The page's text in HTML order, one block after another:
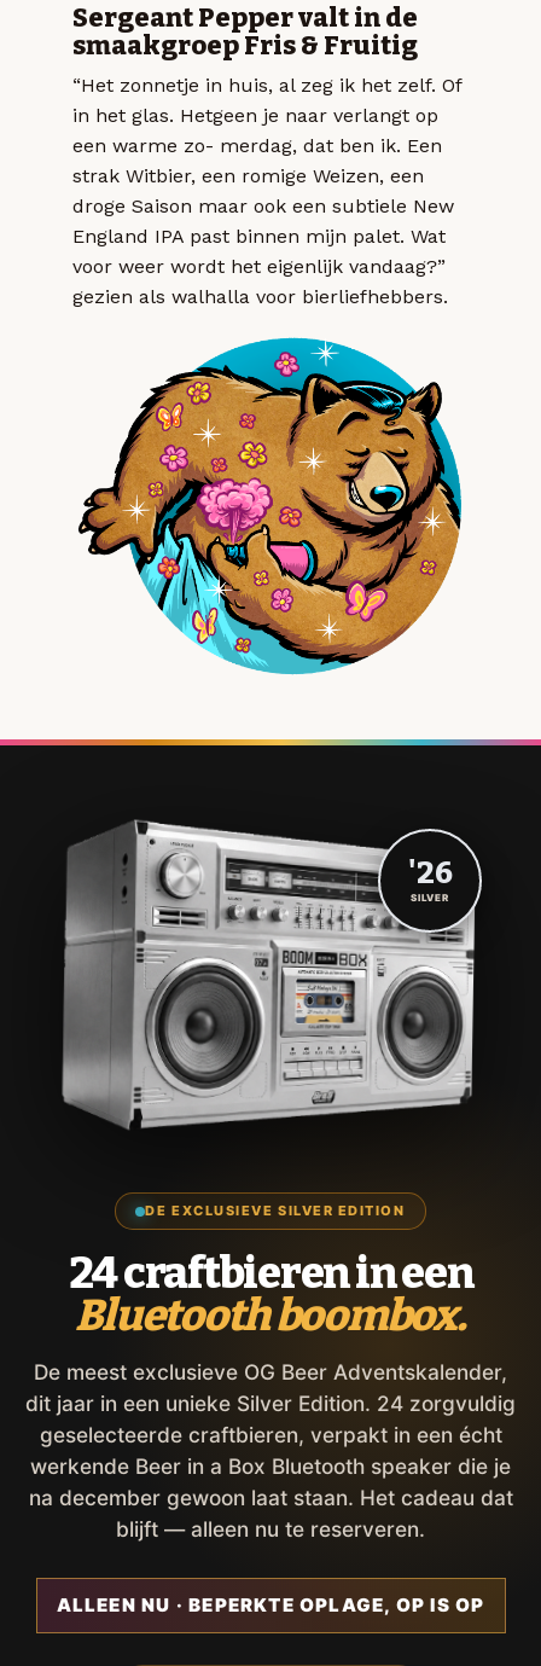
Sergeant Pepper valt in de
smaakgroep Fris & Fruitig
“Het zonnetje in huis, al zeg ik het zelf. Of
in het glas. Hetgeen je naar verlangt op
een warme zo- merdag, dat ben ik. Een
strak Witbier, een romige Weizen, een
droge Saison maar ook een subtiele New
England IPA past binnen mijn palet. Wat
voor weer wordt het eigenlijk vandaag?”
gezien als walhalla voor bierliefhebbers.
DE EXCLUSIEVE SILVER EDITION
24 craftbieren in een
Bluetooth boombox.
De meest exclusieve OG Beer Adventskalender,
dit jaar in een unieke Silver Edition. 24 zorgvuldig
geselecteerde craftbieren, verpakt in een écht
werkende Beer in a Box Bluetooth speaker die je
na december gewoon laat staan. Het cadeau dat
blijft — alleen nu te reserveren.
ALLEEN NU · BEPERKTE OPLAGE, OP IS OP
'26
SILVER